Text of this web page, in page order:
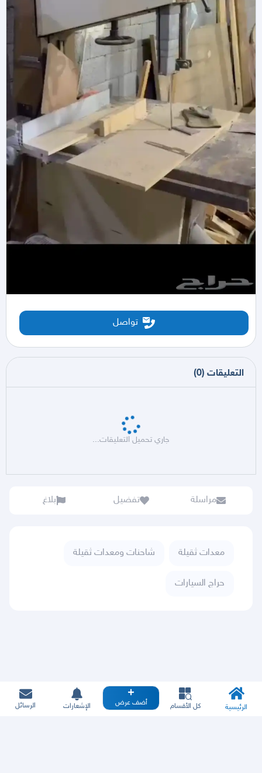
تواصل
التعليقات (
0
)
جاري تحميل التعليقات...
مراسلة تفضيل بلاغ
معدات ثقيلة شاحنات ومعدات ثقيلة
حراج السيارات
الرئيسية كل الأقسام أضف عرض الإشعارات الرسائل